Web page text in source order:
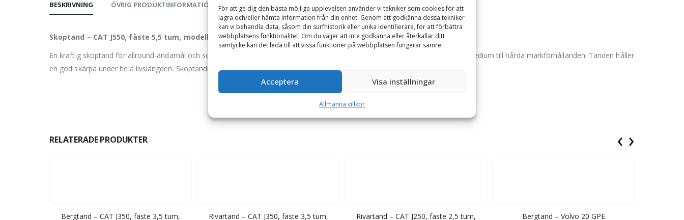
För att ge dig den bästa möjliga upplevelsen använder vi tekniker som cookies för att
lagra och/eller hämta information från din enhet. Genom att godkänna dessa tekniker
kan vi behandla data, såsom din surfhistorik eller unika identifierare, för att förbättra
webbplatsens funktionalitet. Om du väljer att inte godkänna eller återkallar ditt
samtycke kan det leda till att vissa funktioner på webbplatsen fungerar sämre.
Acceptera Visa inställningar
Allmänna villkor
BESKRIVNING ÖVRIG PRODUKTINFORMATION GARANTI TILLBEHÖR
Skoptand – CAT J550, fäste 5,5 tum, modell TIP SYL
En kraftig skoptand för allround-ändamål och som är självvässande. Skoptanden har en god penetration och är anpassad för medium till hårda markförhållanden. Tanden håller
en god skärpa under hela livslängden. Skoptanden låses fast med en pinne från sidan.
RELATERADE PRODUKTER
Bergtand – CAT J350, fäste 3,5 tum,
Rivartand – CAT J350, fäste 3,5 tum,
Rivartand – CAT J250, fäste 2,5 tum,
Bergtand – Volvo 20 GPE
‹ ›